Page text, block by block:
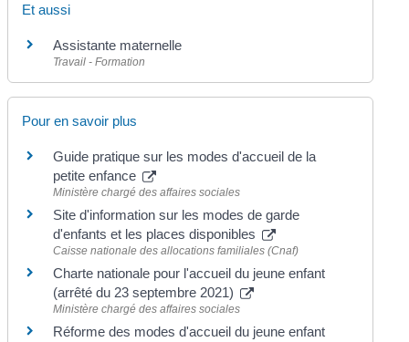
Et aussi
Assistante maternelle
Travail - Formation
Pour en savoir plus
Guide pratique sur les modes d'accueil de la
petite enfance
Ministère chargé des affaires sociales
Site d'information sur les modes de garde
d'enfants et les places disponibles
Caisse nationale des allocations familiales (Cnaf)
Charte nationale pour l'accueil du jeune enfant
(arrêté du 23 septembre 2021)
Ministère chargé des affaires sociales
Réforme des modes d'accueil du jeune enfant